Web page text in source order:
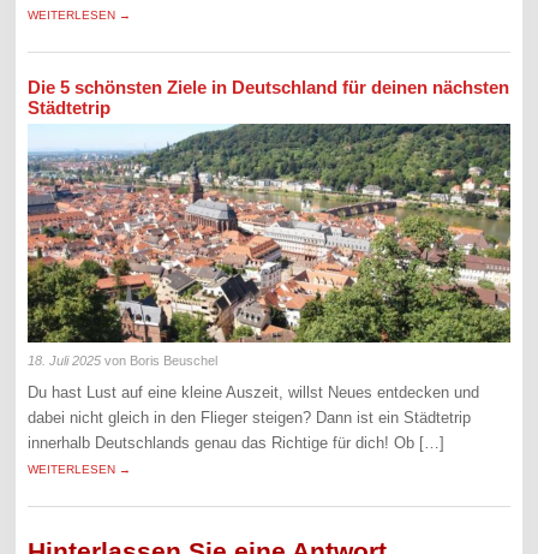
WEITERLESEN →
Die 5 schönsten Ziele in Deutschland für deinen nächsten
Städtetrip
18. Juli 2025 von Boris Beuschel
Du hast Lust auf eine kleine Auszeit, willst Neues entdecken und
dabei nicht gleich in den Flieger steigen? Dann ist ein Städtetrip
innerhalb Deutschlands genau das Richtige für dich! Ob […]
WEITERLESEN →